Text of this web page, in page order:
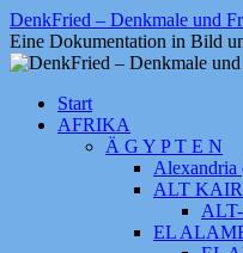
Zum
Inhalt
springen
DenkFried – Denkmale und
Eine Dokumentation in Bild
Start
AFRIKA
Ä G Y P T E N
Alexandria
ALT
EL